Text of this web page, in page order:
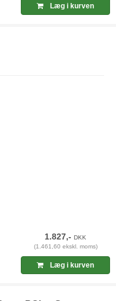
Læg i kurven
1.827,-DKK
(1.461,60 ekskl. moms)
Læg i kurven